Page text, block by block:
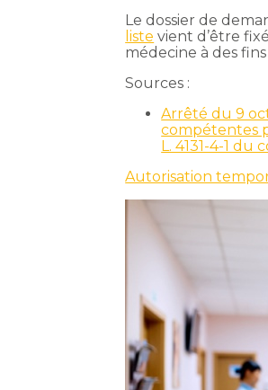
Le dossier de
liste vient d’être
médecine à des
Sources :
Arrêté du 9
compétentes
L. 4131-4-1
Autorisation